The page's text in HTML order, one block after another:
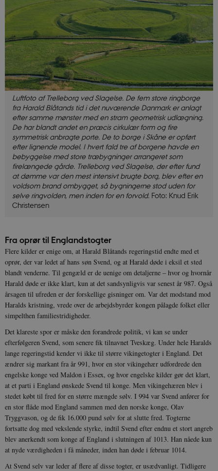
Luftfoto af Trelleborg ved Slagelse. De fem store ringborge
fra Harald Blåtands tid i det nuværende Danmark er anlagt
efter samme mønster med en stram geometrisk udlægning.
De har blandt andet en præcis cirkulær form og fire
symmetrisk anbragte porte. De to borge i Skåne er opført
efter lignende model. I hvert fald tre af borgene havde en
bebyggelse med store træbygninger arrangeret som
firelængede gårde. Trelleborg ved Slagelse, der efter fund
at dømme var den mest intensivt brugte borg, blev efter en
voldsom brand ombygget, så bygningerne stod uden for
selve ringvolden, men inden for en forvold. Foto: Knud Erik
Christensen
Fra oprør til Englandstogter
Flere kilder er enige om, at Harald Blåtands regeringstid endte med et
oprør, der var ledet af hans søn Svend, og at Harald døde i eksil et sted
blandt venderne. Til gengæld er de uenige om detaljerne – hvor og hvornår
Harald døde er ikke klart, kun at det sandsynligvis var senest år 987. Også
årsagen til ufreden er der forskellige gisninger om. Var det modstand mod
Haralds kristning, vrede over de arbejdsbyrder kongen pålagde folket eller
simpelthen familiestridigheder.
Det klareste spor er måske den forandrede politik, vi kan se under
efterfølgeren Svend, som senere fik tilnavnet Tveskæg. Under hele Haralds
lange regeringstid kender vi ikke til større vikingetogter i England. Det
ændrer sig markant fra år 991, hvor en stor vikingehær udfordrede den
engelske konge ved Maldon i Essex, og hvor engelske kilder gør det klart,
at et parti i England ønskede Svend til konge. Men vikingehæren blev i
stedet købt til fred for en større mængde sølv. I 994 var Svend anfører for
en stor flåde mod England sammen med den norske konge, Olav
Tryggvason, og de fik 16.000 pund sølv for at slutte fred. Togterne
fortsatte dog med vekslende styrke, indtil Svend efter endnu et stort angreb
blev anerkendt som konge af England i slutningen af 1013. Han nåede kun
at nyde værdigheden i få måneder, inden han døde i februar 1014.
At Svend selv var leder af flere af disse togter, er usædvanligt. Tidligere